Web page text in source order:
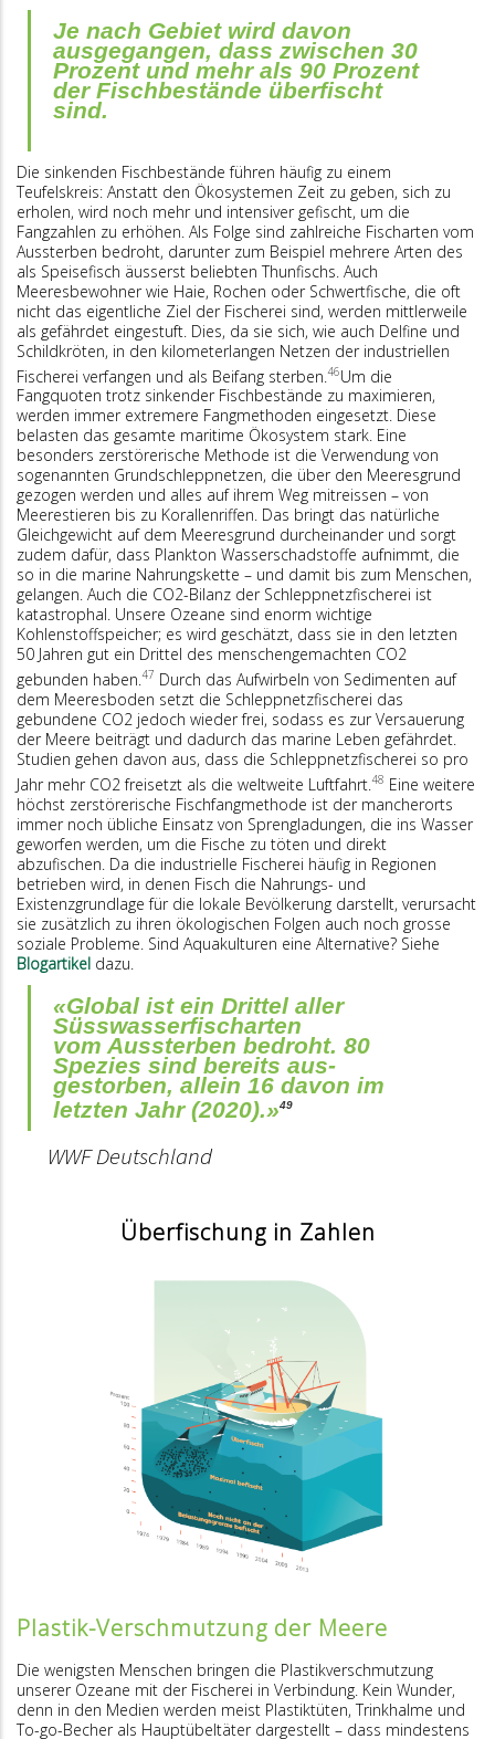
Je nach Gebiet wird davon
ausgegangen, dass zwischen 30
Prozent und mehr als 90 Prozent
der Fischbestände überfischt
sind.
Die sinkenden Fischbestände führen häufig zu einem
Teufelskreis: Anstatt den Ökosystemen Zeit zu geben, sich zu
erholen, wird noch mehr und intensiver gefischt, um die
Fangzahlen zu erhöhen. Als Folge sind zahlreiche Fischarten vom
Aussterben bedroht, darunter zum Beispiel mehrere Arten des
als Speisefisch äusserst beliebten Thunfischs. Auch
Meeresbewohner wie Haie, Rochen oder Schwertfische, die oft
nicht das eigentliche Ziel der Fischerei sind, werden mittlerweile
als gefährdet eingestuft. Dies, da sie sich, wie auch Delfine und
Schildkröten, in den kilometerlangen Netzen der industriellen
Fischerei verfangen und als Beifang sterben. 46Um die
Fangquoten trotz sinkender Fischbestände zu maximieren,
werden immer extremere Fangmethoden eingesetzt. Diese
belasten das gesamte maritime Ökosystem stark. Eine
besonders zerstörerische Methode ist die Verwendung von
sogenannten Grundschleppnetzen, die über den Meeresgrund
gezogen werden und alles auf ihrem Weg mitreissen – von
Meerestieren bis zu Korallenriffen. Das bringt das natürliche
Gleichgewicht auf dem Meeresgrund durcheinander und sorgt
zudem dafür, dass Plankton Wasserschadstoffe aufnimmt, die
so in die marine Nahrungskette – und damit bis zum Menschen,
gelangen. Auch die CO2-Bilanz der Schleppnetzfischerei ist
katastrophal. Unsere Ozeane sind enorm wichtige
Kohlenstoffspeicher; es wird geschätzt, dass sie in den letzten
50 Jahren gut ein Drittel des menschengemachten CO2
gebunden haben.47 Durch das Aufwirbeln von Sedimenten auf
dem Meeresboden setzt die Schleppnetzfischerei das
gebundene CO2 jedoch wieder frei, sodass es zur Versauerung
der Meere beiträgt und dadurch das marine Leben gefährdet.
Studien gehen davon aus, dass die Schleppnetzfischerei so pro
Jahr mehr CO2 freisetzt als die weltweite Luftfahrt. 48 Eine weitere
höchst zerstörerische Fischfangmethode ist der mancherorts
immer noch übliche Einsatz von Sprengladungen, die ins Wasser
geworfen werden, um die Fische zu töten und direkt
abzufischen. Da die industrielle Fischerei häufig in Regionen
betrieben wird, in denen Fisch die Nahrungs- und
Existenzgrundlage für die lokale Bevölkerung darstellt, verursacht
sie zusätzlich zu ihren ökologischen Folgen auch noch grosse
soziale Probleme. Sind Aquakulturen eine Alternative? Siehe
Blogartikel dazu.
«Global ist ein Drittel aller
Süsswasserfischarten
vom Aussterben bedroht. 80
Spezies sind bereits aus­
gestorben, allein 16 davon im
letzten Jahr (2020).»49
WWF Deutschland
Überfischung in Zahlen
Plastik-Verschmutzung der Meere
Die wenigsten Menschen bringen die Plastikverschmutzung
unserer Ozeane mit der Fischerei in Verbindung. Kein Wunder,
denn in den Medien werden meist Plastiktüten, Trinkhalme und
To-go-Becher als Hauptübeltäter dargestellt – dass mindestens